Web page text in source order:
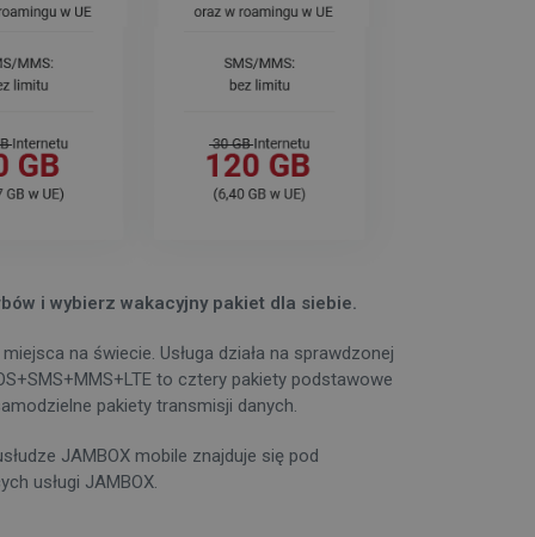
i wybierz wakacyjny pakiet dla siebie.
na świecie. Usługa działa na sprawdzonej
to cztery pakiety podstawowe
pakiety transmisji danych.
JAMBOX mobile znajduje się pod
usługi JAMBOX.